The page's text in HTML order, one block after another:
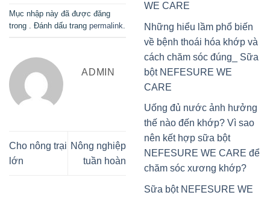
Mục nhập này đã được đăng
trong . Đánh dấu trang permalink
ADMIN
Cho nông trại
lớn
Nông nghiệp
tuần hoàn
WE CARE
Những hiểu lầm phổ biến
về bệnh thoái hóa khớp và
cách chăm sóc đúng_ Sữa
bột NEFESURE WE
CARE
Uống đủ nước ảnh hưởng
thế nào đến khớp? Vì sao
nên kết hợp sữa bột
NEFESURE WE CARE để
chăm sóc xương khớp?
Sữa bột NEFESURE WE